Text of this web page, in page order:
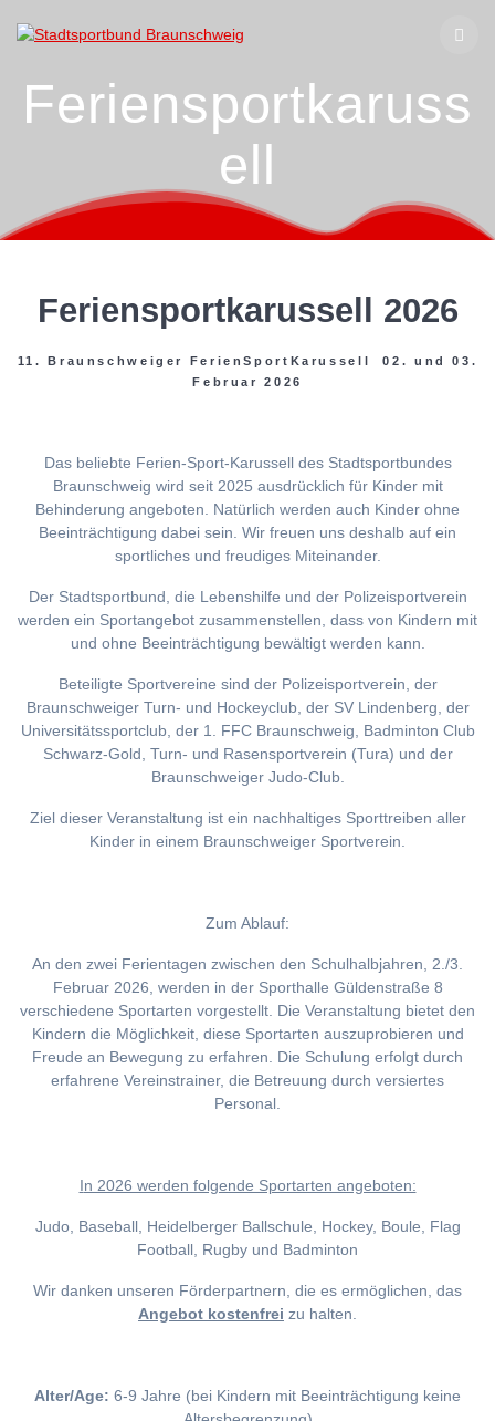
Feriensportkaruss
ell
Feriensportkarussell 2026
11. Braunschweiger FerienSportKarussell 02. und 03.
Februar 2026
Das beliebte Ferien-Sport-Karussell des Stadtsportbundes
Braunschweig wird seit 2025 ausdrücklich für Kinder mit
Behinderung angeboten. Natürlich werden auch Kinder ohne
Beeinträchtigung dabei sein. Wir freuen uns deshalb auf ein
sportliches und freudiges Miteinander.
Der Stadtsportbund, die Lebenshilfe und der Polizeisportverein
werden ein Sportangebot zusammenstellen, dass von Kindern mit
und ohne Beeinträchtigung bewältigt werden kann.
Beteiligte Sportvereine sind der Polizeisportverein, der
Braunschweiger Turn- und Hockeyclub, der SV Lindenberg, der
Universitätssportclub, der 1. FFC Braunschweig, Badminton Club
Schwarz-Gold, Turn- und Rasensportverein (Tura) und der
Braunschweiger Judo-Club.
Ziel dieser Veranstaltung ist ein nachhaltiges Sporttreiben aller
Kinder in einem Braunschweiger Sportverein.
Zum Ablauf:
An den zwei Ferientagen zwischen den Schulhalbjahren, 2./3.
Februar 2026, werden in der Sporthalle Güldenstraße 8
verschiedene Sportarten vorgestellt. Die Veranstaltung bietet den
Kindern die Möglichkeit, diese Sportarten auszuprobieren und
Freude an Bewegung zu erfahren. Die Schulung erfolgt durch
erfahrene Vereinstrainer, die Betreuung durch versiertes
Personal.
In 2026 werden folgende Sportarten angeboten:
Judo, Baseball, Heidelberger Ballschule, Hockey, Boule, Flag
Football, Rugby und Badminton
Wir danken unseren Förderpartnern, die es ermöglichen, das
Angebot kostenfrei zu halten.
Alter/Age: 6-9 Jahre (bei Kindern mit Beeinträchtigung keine